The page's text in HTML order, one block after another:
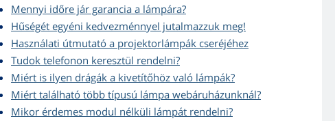
Mennyi időre jár garancia a lámpára?
Hűségét egyéni kedvezménnyel jutalmazzuk meg!
Használati útmutató a projektorlámpák cseréjéhez
Tudok telefonon keresztül rendelni?
Miért is ilyen drágák a kivetítőhöz való lámpák?
Miért található több típusú lámpa webáruházunknál?
Mikor érdemes modul nélküli lámpát rendelni?